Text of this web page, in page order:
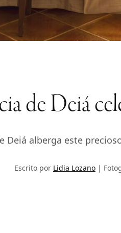
de Deiá
Deiá alberga este
Escrito por Lidia Lozano